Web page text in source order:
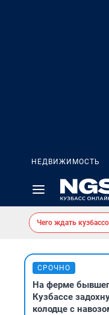
НЕДВИЖИМОСТЬ
Чего ждать
СРОЧНО
На ферме
Кузбассе
колодце с